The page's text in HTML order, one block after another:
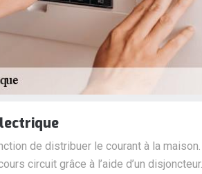
de distribuer le courant à la maison.
circuit grâce à l’aide d’un disjoncteur.